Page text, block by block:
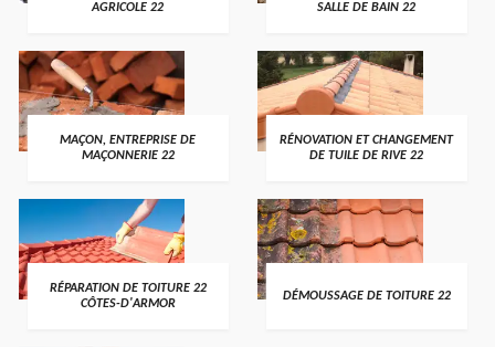
AGRICOLE 22
SALLE DE BAIN 22
MAÇON, ENTREPRISE DE
MAÇONNERIE 22
RÉNOVATION ET CHANGEMENT
DE TUILE DE RIVE 22
RÉPARATION DE TOITURE 22
CÔTES-D'ARMOR
DÉMOUSSAGE DE TOITURE 22